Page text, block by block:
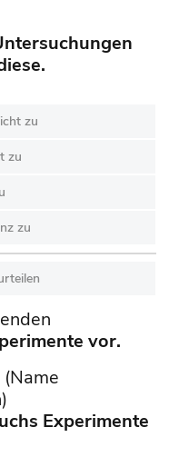
zu
zu
zu
vor.
Experimente